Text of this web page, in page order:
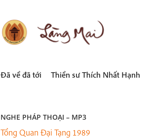
LÀNG MAI
Đã về đã tới Thiền sư Thích Nhất Hạnh
NGHE PHÁP THOẠI – MP3
Tổng Quan Đại Tạng 1989